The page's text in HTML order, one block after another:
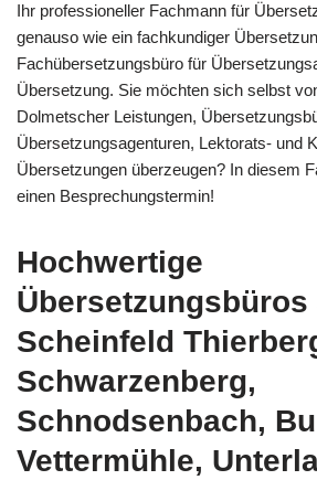
Ihr professioneller Fachmann für
genauso wie ein fachkundiger
Fachübersetzungsbüro für
Übersetzung. Sie möchten sich selbst
Dolmetscher Leistungen,
Übersetzungsagenturen, Lektorats- und
Übersetzungen überzeugen? In diesem
einen Besprechungstermin!
Hochwertige
Übersetzungsbüros
Scheinfeld
Schwarzenberg,
Schnodsenbach,
Vettermühle,